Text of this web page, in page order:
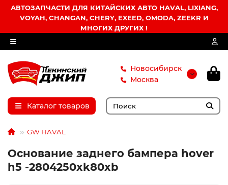
АВТОЗАПЧАСТИ ДЛЯ КИТАЙСКИХ АВТО HAVAL, LIXIANG,
VOYAH, CHANGAN, CHERY, EXEED, OMODA, ZEEKR И
МНОГИХ ДРУГИХ !
Новосибирск
Москва
Каталог товаров
GW HAVAL
Основание заднего бампера hover
h5 -2804250xk80xb